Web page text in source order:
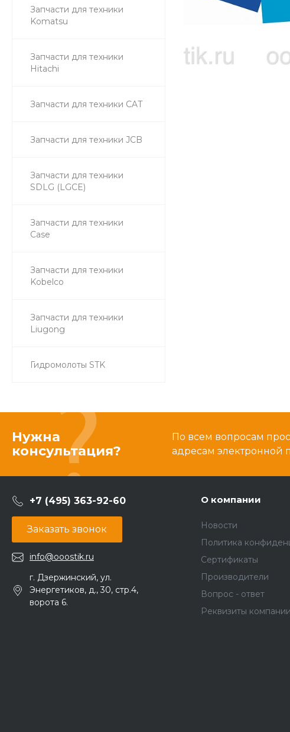
Запчасти для техники
Komatsu
Запчасти для техники
Hitachi
Запчасти для техники CAT
Запчасти для техники JCB
Запчасти для техники
SDLG (LGCE)
Запчасти для техники
Case
Запчасти для техники
Kobelco
Запчасти для техники
Liugong
Гидромолоты STK
Нужна
консультация?
По всем вопросам
адресам электронной
+7 (495) 363-92-60
Заказать звонок
info@ooostik.ru
г. Дзержинский, ул.
Энергетиков, д., 30, стр.4,
ворота 6.
О компании
Новости
Политика
Сертификаты
Производители
Вопрос - ответ
Реквизиты компании